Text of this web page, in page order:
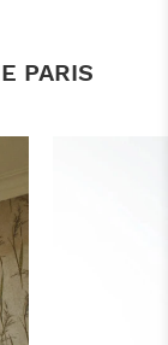
PARIS